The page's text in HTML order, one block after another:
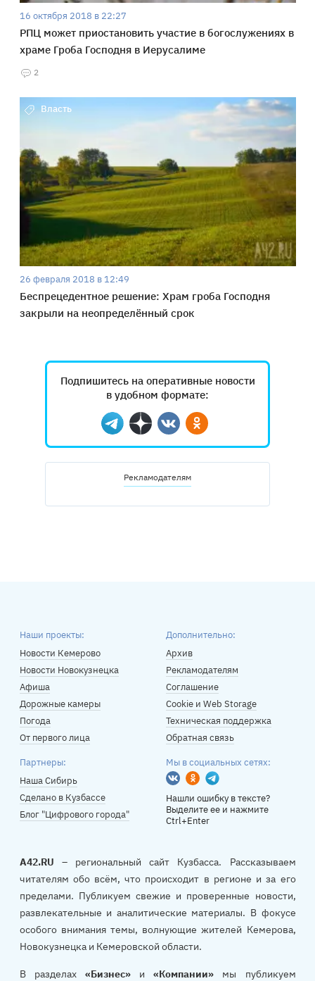
16 октября 2018 в 22:27
РПЦ может приостановить участие в богослужениях в
храме Гроба Господня в Иерусалиме
2
Власть
26 февраля 2018 в 12:49
Беспрецедентное решение: Храм гроба Господня
закрыли на неопределённый срок
Подпишитесь на оперативные новости
в удобном формате:
Telegram
ДзенВконтактеОдноклассники
Рекламодателям
Наши проекты:
Новости Кемерово
Новости Новокузнецка
Афиша
Дорожные камеры
Погода
От первого лица
Дополнительно:
Архив
Рекламодателям
Соглашение
Cookie и Web Storage
Техническая поддержка
Обратная связь
Партнеры:
Наша Сибирь
Сделано в Кузбассе
Блог "Цифрового города"
Мы в социальных сетях:
Вконтакте
Одноклассники
Telegram
Нашли ошибку в тексте?
Выделите ее и нажмите
Ctrl+Enter
A42.RU – региональный сайт Кузбасса. Рассказываем
читателям обо всём, что происходит в регионе и за его
пределами. Публикуем свежие и проверенные новости,
развлекательные и аналитические материалы. В фокусе
особого внимания темы, волнующие жителей Кемерова,
Новокузнецка и Кемеровской области.
В разделах «Бизнес»и«Компании» мы публикуем